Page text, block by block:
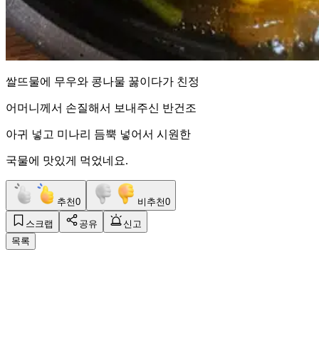
쌀뜨물에 무우와 콩나물 꿇이다가 친정
어머니께서 손질해서 보내주신 반건조
아귀 넣고 미나리 듬뿍 넣어서 시원한
국물에 맛있게 먹었네요.
추천0 비추천0
스크랩 공유
신고
목록